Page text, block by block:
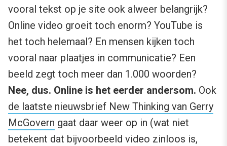
vooral tekst op je site ook alweer belangrijk?
Online video groeit toch enorm? YouTube is
het toch helemaal? En mensen kijken toch
vooral naar plaatjes in communicatie? Een
beeld zegt toch meer dan 1.000 woorden?
Nee, dus. Online is het eerder andersom. Ook
de laatste nieuwsbrief New Thinking van Gerry
McGovern gaat daar weer op in (wat niet
betekent dat bijvoorbeeld video zinloos is,